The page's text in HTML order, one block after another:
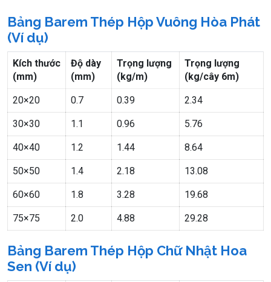
Bảng Barem Thép Hộp Vuông Hòa Phát
(Ví dụ)
Kích thước
(mm)
Độ dày
(mm)
Trọng lượng
(kg/m)
Trọng lượng
(kg/cây 6m)
20×20 0.7 0.39 2.34
30×30 1.1 0.96 5.76
40×40 1.2 1.44 8.64
50×50 1.4 2.18 13.08
60×60 1.8 3.28 19.68
75×75 2.0 4.88 29.28
Bảng Barem Thép Hộp Chữ Nhật Hoa
Sen (Ví dụ)